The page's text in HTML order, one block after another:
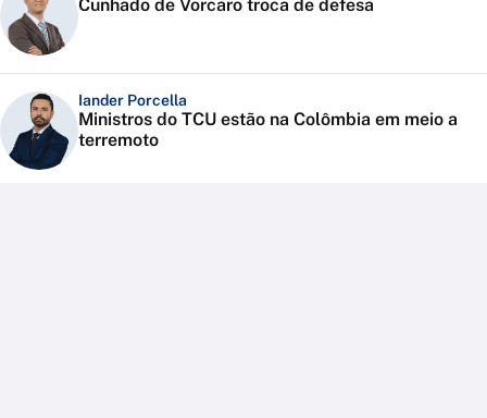
Cunhado de Vorcaro troca de defesa
Iander Porcella
Ministros do TCU estão na Colômbia em meio a
terremoto